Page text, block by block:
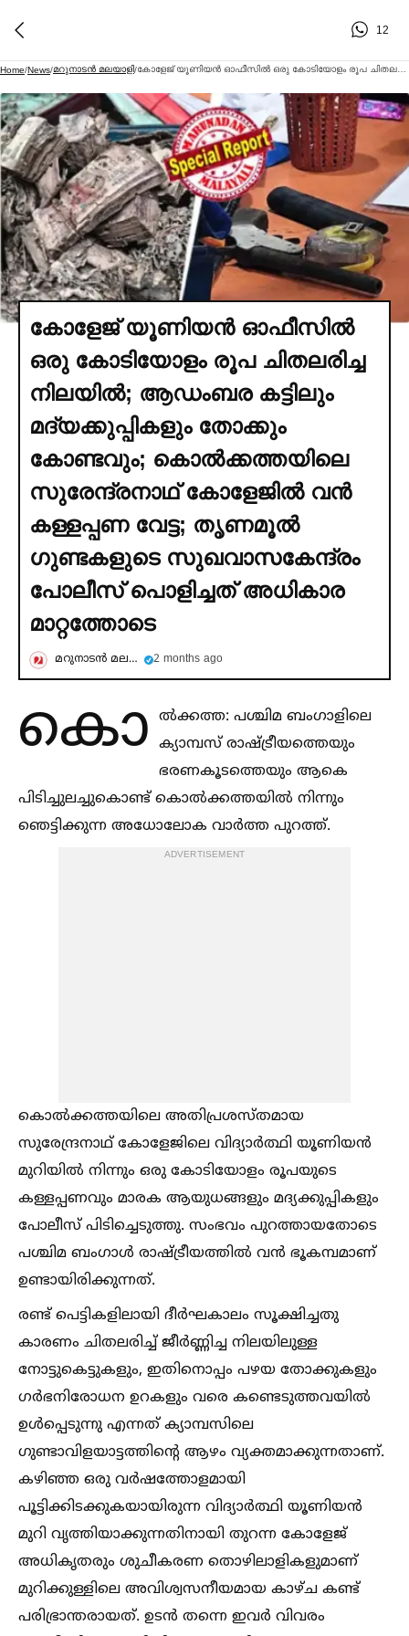
12
Home/News/മറുനാടന്‍ മലയാളി/
കോളേജ് യൂണിയന്‍ ഓഫീസില്‍
ഒരു കോടിയോളം രൂപ ചിതലരിച്ച
നിലയില്‍; ആഡംബര കട്ടിലും
മദ്യക്കുപ്പികളും തോക്കും
കോണ്ടവും; കൊല്‍ക്കത്തയിലെ
സുരേന്ദ്രനാഥ് കോളേജില്‍ വന്‍
കള്ളപ്പണ വേട്ട; തൃണമൂല്‍
ഗുണ്ടകളുടെ സുഖവാസകേന്ദ്രം
പോലീസ് പൊളിച്ചത് അധികാര
മാറ്റത്തോടെ
മറുനാടന്‍ മലയാളി 2 months ago
കൊ ല്‍ക്കത്ത: പശ്ചിമ ബംഗാളിലെ
ക്യാമ്പസ് രാഷ്ട്രീയത്തെയും
ഭരണകൂടത്തെയും ആകെ
പിടിച്ചുലച്ചുകൊണ്ട് കൊല്‍ക്കത്തയില്‍ നിന്നും
ഞെട്ടിക്കുന്ന അധോലോക വാര്‍ത്ത പുറത്ത്.
ADVERTISEMENT
കൊല്‍ക്കത്തയിലെ അതിപ്രശസ്തമായ
സുരേന്ദ്രനാഥ് കോളേജിലെ വിദ്യാര്‍ത്ഥി യൂണിയന്‍
മുറിയില്‍ നിന്നും ഒരു കോടിയോളം രൂപയുടെ
കള്ളപ്പണവും മാരക ആയുധങ്ങളും മദ്യക്കുപ്പികളും
പോലീസ് പിടിച്ചെടുത്തു. സംഭവം പുറത്തായതോടെ
പശ്ചിമ ബംഗാള്‍ രാഷ്ട്രീയത്തില്‍ വന്‍ ഭൂകമ്പമാണ്
ഉണ്ടായിരിക്കുന്നത്.
രണ്ട് പെട്ടികളിലായി ദീര്‍ഘകാലം സൂക്ഷിച്ചതു
കാരണം ചിതലരിച്ച്‌ ജീര്‍ണ്ണിച്ച നിലയിലുള്ള
നോട്ടുകെട്ടുകളും, ഇതിനൊപ്പം പഴയ തോക്കുകളും
ഗര്‍ഭനിരോധന ഉറകളും വരെ കണ്ടെടുത്തവയില്‍
ഉള്‍പ്പെടുന്നു എന്നത് ക്യാമ്പസിലെ
ഗുണ്ടാവിളയാട്ടത്തിന്റെ ആഴം വ്യക്തമാക്കുന്നതാണ്.
കഴിഞ്ഞ ഒരു വര്‍ഷത്തോളമായി
പൂട്ടിക്കിടക്കുകയായിരുന്ന വിദ്യാര്‍ത്ഥി യൂണിയന്‍
മുറി വൃത്തിയാക്കുന്നതിനായി തുറന്ന കോളേജ്
അധികൃതരും ശുചീകരണ തൊഴിലാളികളുമാണ്
മുറിക്കുള്ളിലെ അവിശ്വസനീയമായ കാഴ്ച കണ്ട്
പരിഭ്രാന്തരായത്. ഉടന്‍ തന്നെ ഇവര്‍ വിവരം